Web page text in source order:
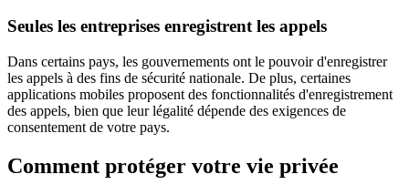
Seules les entreprises enregistrent les appels
Dans certains pays, les gouvernements ont le pouvoir d'enregistrer
les appels à des fins de sécurité nationale. De plus, certaines
applications mobiles proposent des fonctionnalités d'enregistrement
des appels, bien que leur légalité dépende des exigences de
consentement de votre pays.
Comment protéger votre vie privée